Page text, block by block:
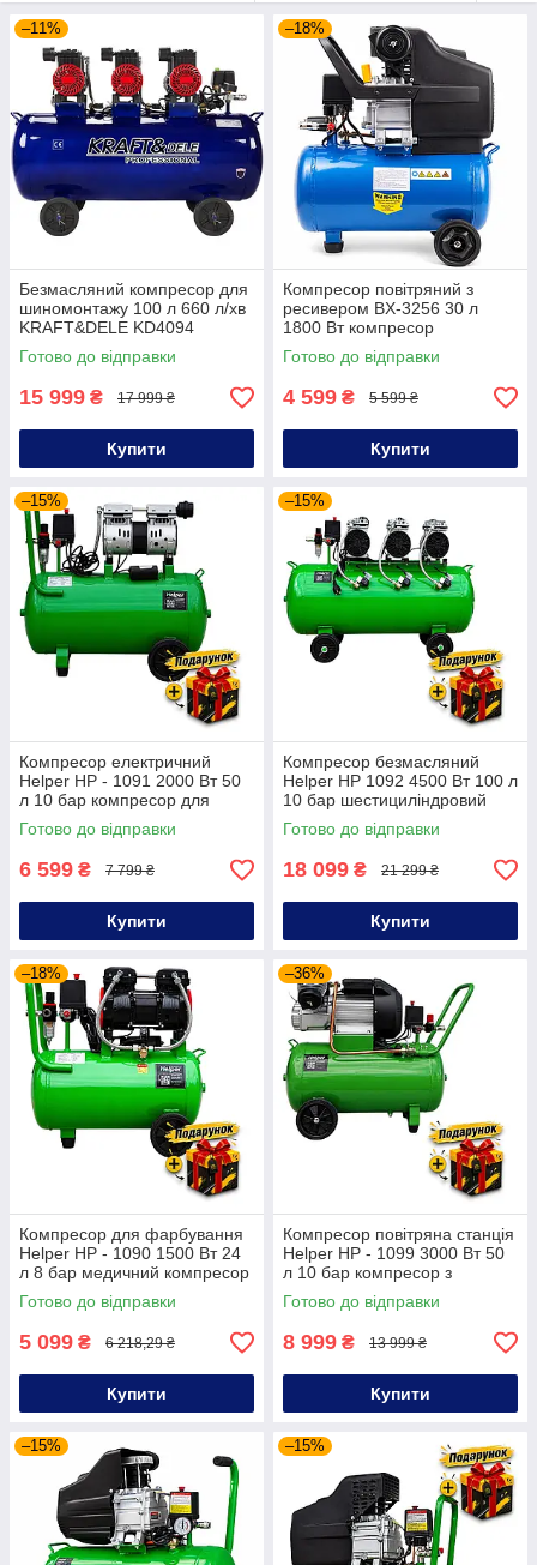
–11%
Безмасляний компресор для
шиномонтажу 100 л 660 л/хв
KRAFT&DELE KD4094
компресор чистого повітря
Готово до відправки
15 999 ₴ 17 999 ₴
Купити
–18%
Компресор повітряний з
ресивером BX-3256 30 л
1800 Вт компресор
поршневий
Готово до відправки
4 599 ₴ 5 599 ₴
Купити
–15%
Компресор електричний
Helper HP - 1091 2000 Вт 50
л 10 бар компресор для
фарбування компресор без
масла
Готово до відправки
6 599 ₴ 7 799 ₴
Купити
–15%
Компресор безмасляний
Helper HP 1092 4500 Вт 100 л
10 бар шестициліндровий
для піскоструйної обробки та
очищення металу
Готово до відправки
18 099 ₴ 21 299 ₴
Купити
–18%
Компресор для фарбування
Helper HP - 1090 1500 Вт 24
л 8 бар медичний компресор
безмасляний
Готово до відправки
5 099 ₴ 6 218,29 ₴
Купити
–36%
Компресор повітряна станція
Helper HP - 1099 3000 Вт 50
л 10 бар компресор з
манометром компресор для
гаража
Готово до відправки
8 999 ₴ 13 999 ₴
Купити
–15% –15%